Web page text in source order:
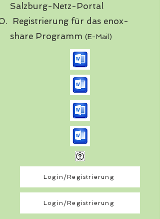
Salzburg-Netz-Portal
Registrierung für das enox-
share Programm (E-Mail)
Login/Registrierung
Login/Registrierung